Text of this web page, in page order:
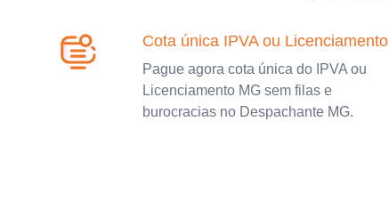
Cota única IPVA ou Licenciamento
Pague agora cota única do IPVA ou
Licenciamento MG sem filas e
burocracias no Despachante MG.